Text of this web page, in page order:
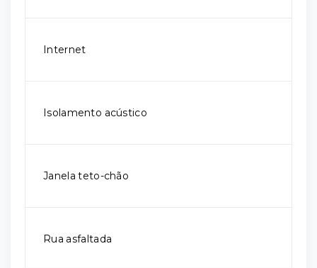
Internet
Isolamento acústico
Janela teto-chão
Rua asfaltada